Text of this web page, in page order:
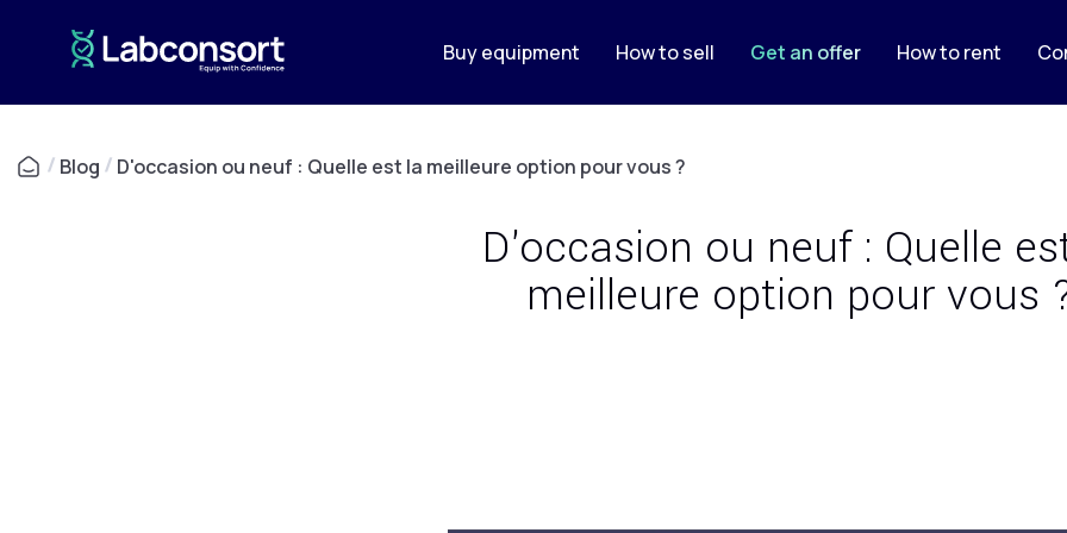
Buy equipment How to sell Get an offer How to rent
/ Blog / D'occasion ou neuf : Quelle est la meilleure option pour vous ?
D'occasion ou neuf : Quelle
meilleure option pour vous